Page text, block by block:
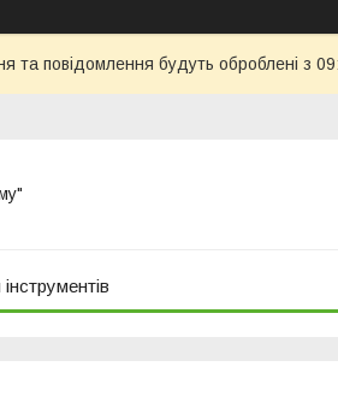
та повідомлення будуть оброблені з